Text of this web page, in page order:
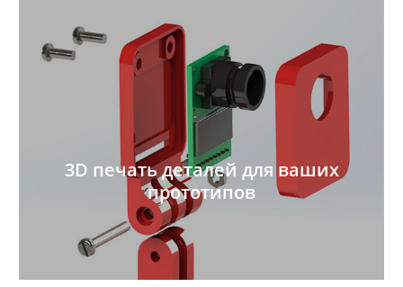
3D печать деталей для ваших
прототипов